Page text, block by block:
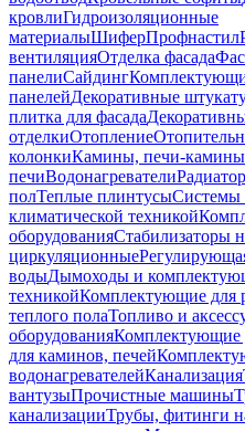
кровлиГидроизоляционные
материалыШиферПрофнастил
вентиляцияОтделка фасада
панелиСайдинг
панелейДекоративные
плитка для фасада
отделкиОтопление
колонкиКамины, печи-камины
печиВодонагреватели
полТеплые плинтусыСистемы
климатической техникой
оборудованияСтабилизаторы
циркуляционные
водыДымоходы и
техникойКомплектующие для
теплого полаТопливо и
оборудованияКомплектующие
для каминов, печей
водонагревателейКанализация
вантузыПрочистные машины
канализацииТрубы, фитинги